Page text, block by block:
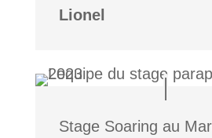
Lionel
Stage Soaring au